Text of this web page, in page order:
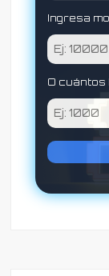
Ingresa
O cuántos